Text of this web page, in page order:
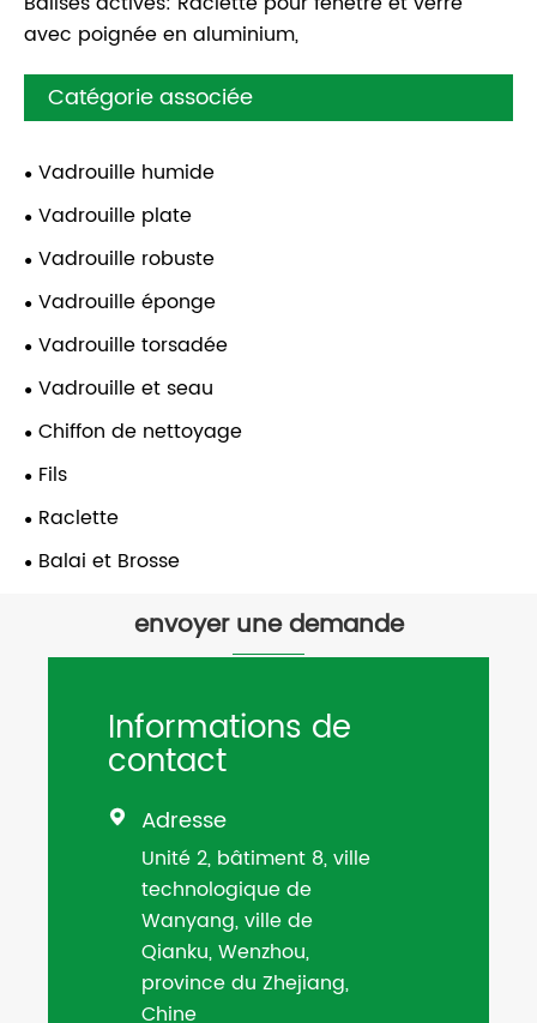
avec poignée en aluminium,
Catégorie associée
Vadrouille humide
Vadrouille plate
Vadrouille robuste
Vadrouille éponge
Vadrouille torsadée
Vadrouille et seau
Chiffon de nettoyage
Fils
Raclette
Balai et Brosse
envoyer une demande
Informations de
contact
 Adresse
Unité 2, bâtiment 8, ville
technologique de
Wanyang, ville de
Qianku, Wenzhou,
province du Zhejiang,
Chine